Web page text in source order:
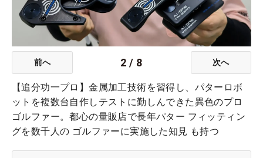
前へ 2 / 8 次へ
【追分功一プロ】金属加工技術を習得し、パターロボ
ットを複数台自作しテストに勤しんできた異色のプロ
ゴルファー。都心の量販店で長年パター フィッティン
グを数千人の ゴルファーに実施した知見 も持つ